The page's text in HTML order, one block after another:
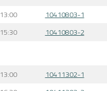
13:00
10410803-1
15:30
10410803-2
13:00
10411302-1